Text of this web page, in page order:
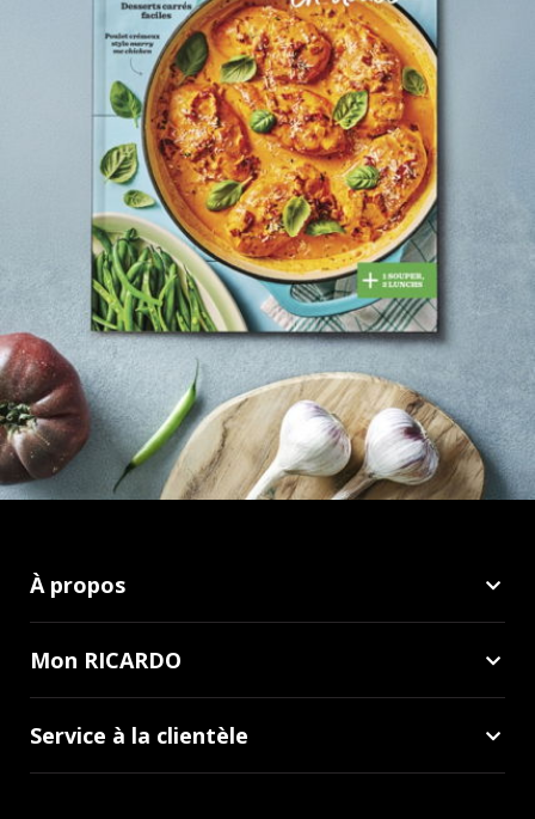
À propos
Mon RICARDO
Service à la clientèle